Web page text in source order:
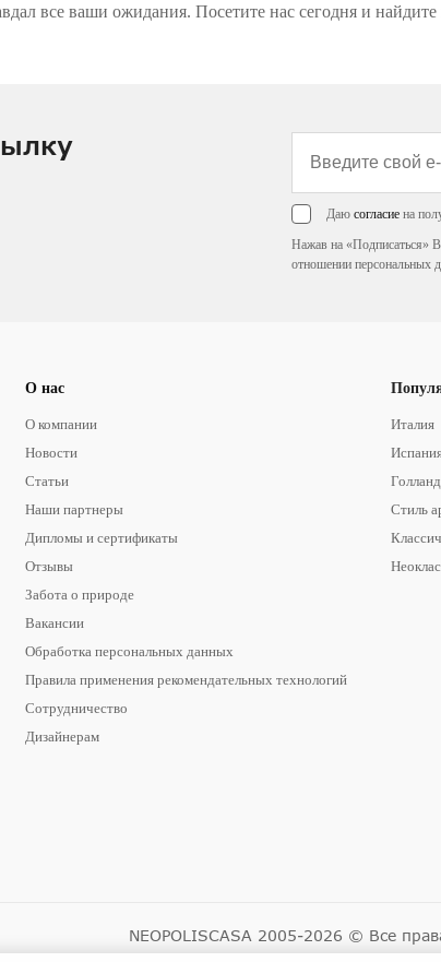
все ваши ожидания. Посетите нас сегодня и
Даю согласиена
Нажав на «Подписаться»
отношении персональных
О нас
О компании
Новости
Статьи
Наши партнеры
Дипломы и сертификаты
Отзывы
Забота о природе
Вакансии
Обработка персональных данных
Правила применения рекомендательных технологий
Сотрудничество
Дизайнерам
Италия
Стиль
NEOPOLISCASA 2005-2026 © Все